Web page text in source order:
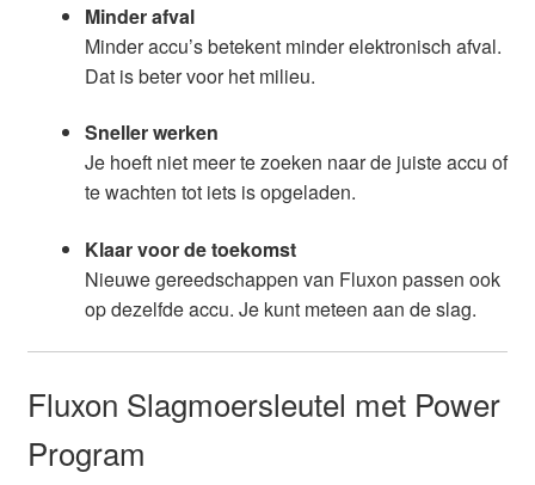
Minder afval
Minder accu’s betekent minder elektronisch afval.
Dat is beter voor het milieu.
Sneller werken
Je hoeft niet meer te zoeken naar de juiste accu of
te wachten tot iets is opgeladen.
Klaar voor de toekomst
Nieuwe gereedschappen van Fluxon passen ook
op dezelfde accu. Je kunt meteen aan de slag.
Fluxon Slagmoersleutel met Power
Program